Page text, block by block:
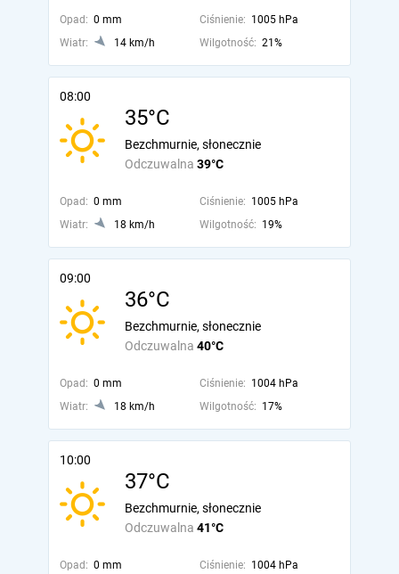
Opad: 0 mm Ciśnienie: 1005 hPa
Wiatr:
14 km/h Wilgotność: 21%
08:00
35°C
Odczuwalna 39°C
Bezchmurnie, słonecznie
Opad: 0 mm Ciśnienie: 1005 hPa
Wiatr:
18 km/h Wilgotność: 19%
09:00
36°C
Odczuwalna 40°C
Bezchmurnie, słonecznie
Opad: 0 mm Ciśnienie: 1004 hPa
Wiatr:
18 km/h Wilgotność: 17%
10:00
37°C
Odczuwalna 41°C
Bezchmurnie, słonecznie
Opad: 0 mm Ciśnienie: 1004 hPa